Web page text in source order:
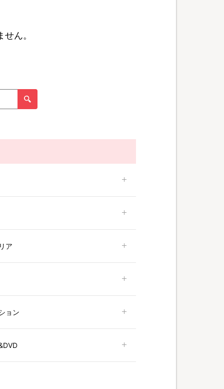
ん。
ア
ョン